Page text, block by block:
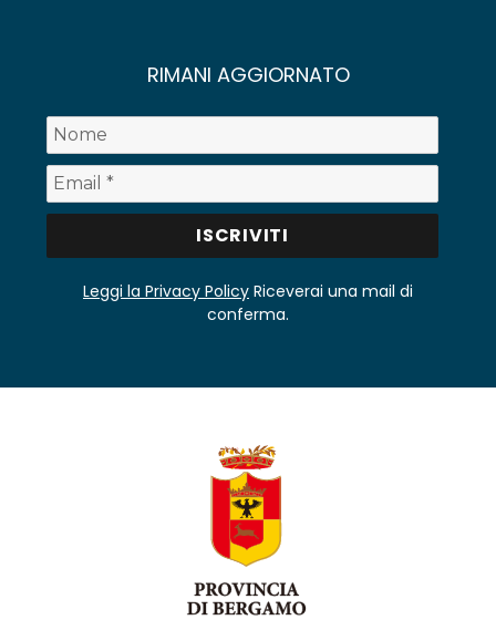
RIMANI AGGIORNATO
Leggi la Privacy Policy Riceverai una mail di
conferma.